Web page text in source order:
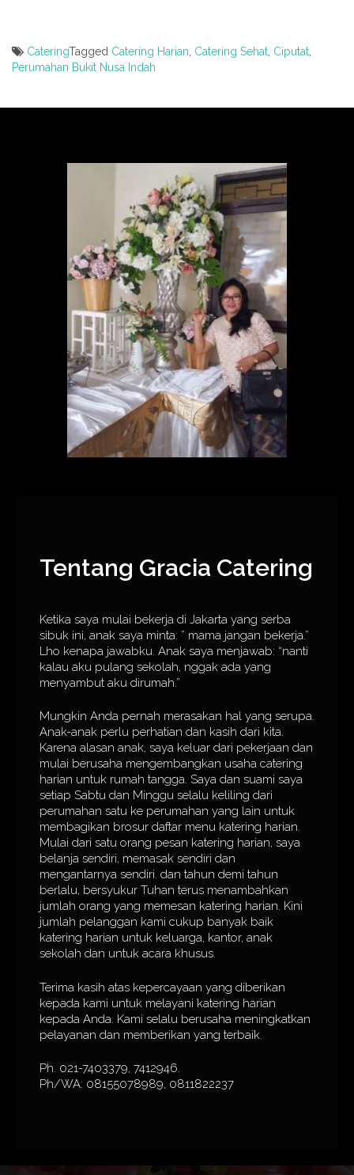
CateringTagged Catering Harian, Catering Sehat, Ciputat,
Perumahan Bukit Nusa Indah
navigation
Tentang Gracia Catering
Ketika saya mulai bekerja di Jakarta yang serba
sibuk ini, anak saya minta: ” mama jangan bekerja.”
Lho kenapa jawabku. Anak saya menjawab: “nanti
kalau aku pulang sekolah, nggak ada yang
menyambut aku dirumah.”
Mungkin Anda pernah merasakan hal yang serupa.
Anak-anak perlu perhatian dan kasih dari kita.
Karena alasan anak, saya keluar dari pekerjaan dan
mulai berusaha mengembangkan usaha catering
harian untuk rumah tangga. Saya dan suami saya
setiap Sabtu dan Minggu selalu keliling dari
perumahan satu ke perumahan yang lain untuk
membagikan brosur daftar menu katering harian.
Mulai dari satu orang pesan katering harian, saya
belanja sendiri, memasak sendiri dan
mengantarnya sendiri. dan tahun demi tahun
berlalu, bersyukur Tuhan terus menambahkan
jumlah orang yang memesan katering harian. Kini
jumlah pelanggan kami cukup banyak baik
katering harian untuk keluarga, kantor, anak
sekolah dan untuk acara khusus.
Terima kasih atas kepercayaan yang diberikan
kepada kami untuk melayani katering harian
kepada Anda. Kami selalu berusaha meningkatkan
pelayanan dan memberikan yang terbaik.
Ph. 021-7403379, 7412946.
Ph/WA: 08155078989, 0811822237